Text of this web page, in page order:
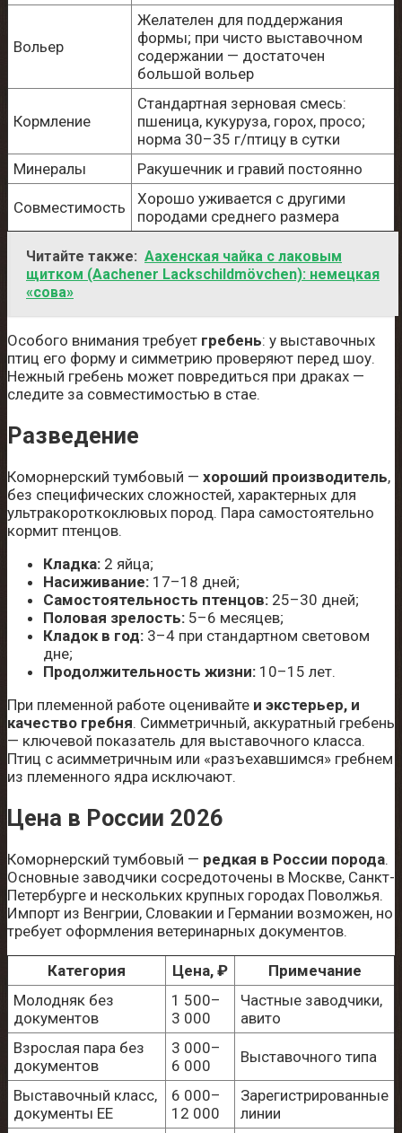
Вольер
Желателен для поддержания
формы; при чисто выставочном
содержании — достаточен
большой вольер
Кормление
Стандартная зерновая смесь:
пшеница, кукуруза, горох, просо;
норма 30–35 г/птицу в сутки
Минералы
Ракушечник и гравий постоянно
Совместимость
Хорошо уживается с другими
породами среднего размера
Читайте также: Аахенская чайка с лаковым
щитком (Aachener Lackschildmövchen): немецкая
«сова»
Особого внимания требует гребень: у выставочных
птиц его форму и симметрию проверяют перед шоу.
Нежный гребень может повредиться при драках —
следите за совместимостью в стае.
Разведение
Коморнерский тумбовый — хороший производитель,
без специфических сложностей, характерных для
ультракороткоклювых пород. Пара самостоятельно
кормит птенцов.
Кладка: 2 яйца;
Насиживание: 17–18 дней;
Самостоятельность птенцов: 25–30 дней;
Половая зрелость: 5–6 месяцев;
Кладок в год: 3–4 при стандартном световом
дне;
Продолжительность жизни: 10–15 лет.
При племенной работе оценивайте и экстерьер, и
качество гребня. Симметричный, аккуратный гребень
— ключевой показатель для выставочного класса.
Птиц с асимметричным или «разъехавшимся» гребнем
из племенного ядра исключают.
Цена в России 2026
Коморнерский тумбовый — редкая в России порода.
Основные заводчики сосредоточены в Москве, Санкт-
Петербурге и нескольких крупных городах Поволжья.
Импорт из Венгрии, Словакии и Германии возможен, но
требует оформления ветеринарных документов.
Категория Цена, ₽
Примечание
Молодняк без
документов
1 500–
3 000
Частные заводчики,
авито
Взрослая пара без
документов
3 000–
6 000
Выставочного типа
Выставочный класс,
документы EE
6 000–
12 000
Зарегистрированные
линии